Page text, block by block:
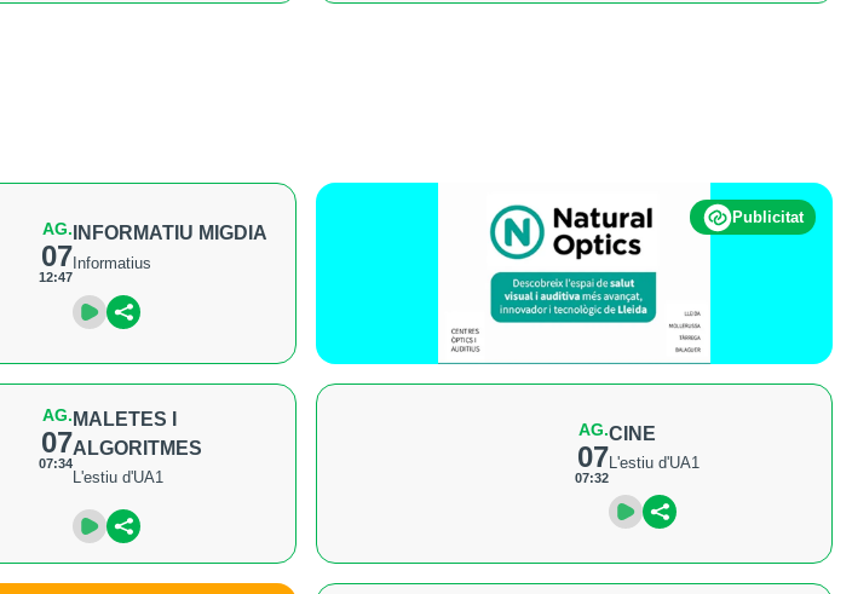
AG.
07
12:47
INFORMATIU MIGDIA
Informatius
Publicitat
AG.
07
07:34
MALETES I
ALGORITMES
L'estiu d'UA1
AG.
07
07:32
CINE
L'estiu d'UA1